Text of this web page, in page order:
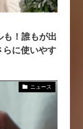
も！誰もが出
らに使いやす
ニュース